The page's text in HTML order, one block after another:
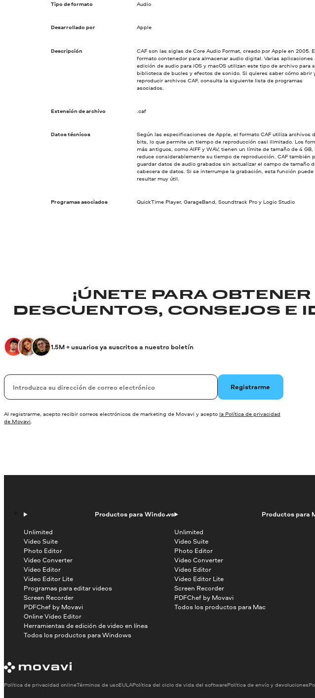
Tipo de formato Audio
Desarrollado por Apple
Descripción
CAF son las siglas de Core Audio Format, creado por Apple en 2005.
formato contenedor para almacenar audio digital. Varias aplicaciones
edición de audio para iOS y macOS utilizan este tipo de archivo para
biblioteca de bucles y efectos de sonido. Si quieres saber cómo abrir
reproducir archivos CAF, consulta la siguiente lista de programas
asociados.
Extensión de archivo .caf
Datos técnicos
Según las especificaciones de Apple, el formato CAF utiliza archivos
bits, lo que permite un tiempo de reproducción casi ilimitado. Los
más antiguos, como AIFF y WAV, tienen un límite de tamaño de 4 GB,
reduce considerablemente su tiempo de reproducción. CAF también
guardar datos de audio grabados sin actualizar el campo de tamaño
cabecera de datos. Si se interrumpe la grabación, esta función puede
resultar muy útil.
Programas asociados QuickTime Player, GarageBand, Soundtrack Pro y Logic Studio
¡ÚNETE PARA OBTENER
DESCUENTOS, CONSEJOS E
1.5M + usuarios ya suscritos a nuestro boletín
Su correo electrónico Registrarme
Al registrarme, acepto recibir correos electrónicos de marketing de Movavi y acepto la Política de privacidad
de Movavi.
Productos para Windows
Unlimited
Video Suite
Photo Editor
Video Converter
Video Editor
Video Editor Lite
Programas para editar videos
Screen Recorder
PDFChef by Movavi
Online Video Editor
Herramientas de edición de video en línea
Todos los productos para Windows
Productos para
Unlimited
Video Suite
Photo Editor
Video Converter
Video Editor
Video Editor Lite
Screen Recorder
PDFChef by Movavi
Todos los productos para Mac
Política de privacidad onlineTérminos de usoEULAPolítica del ciclo de vida del softwarePolítica de envío y devoluciones